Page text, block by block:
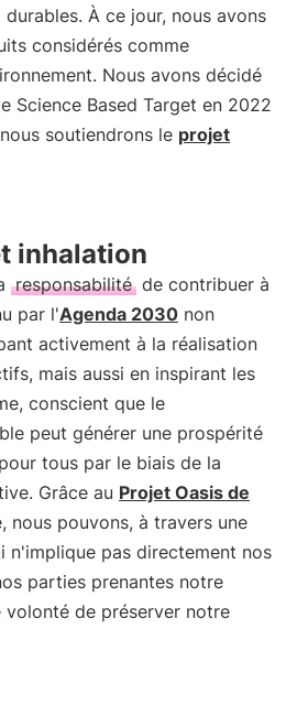
À ce jour, nous avons
considérés comme
Nous avons décidé
Science Based Target en 2022
soutiendrons le projet
inhalation
responsabilité de contribuer à
par l'Agenda 2030 non
activement à la réalisation
mais aussi en inspirant les
conscient que le
peut générer une prospérité
tous par le biais de la
Grâce au Projet Oasis de
nous pouvons, à travers une
n'implique pas directement nos
parties prenantes notre
de préserver notre